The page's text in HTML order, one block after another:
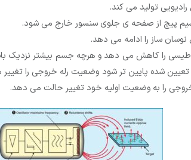
تولید می کند.
پیچ از صفحه ی جلوی سنسور خارج می شود.
نوسان ساز را ادامه می دهد.
را کاهش می دهد و هرچه جسم بیشتر نزدیک
شده پایین تر شود وضعیت رله خروجی را
را به وضعیت اولیه خود تغییر حالت می دهد.